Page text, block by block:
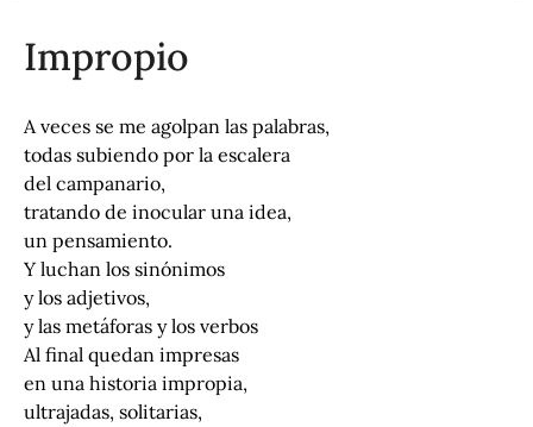
Impropio
A veces se me agolpan las palabras,
todas subiendo por la escalera
del campanario,
tratando de inocular una idea,
un pensamiento.
Y luchan los sinónimos
y los adjetivos,
y las metáforas y los verbos
Al final quedan impresas
en una historia impropia,
ultrajadas, solitarias,